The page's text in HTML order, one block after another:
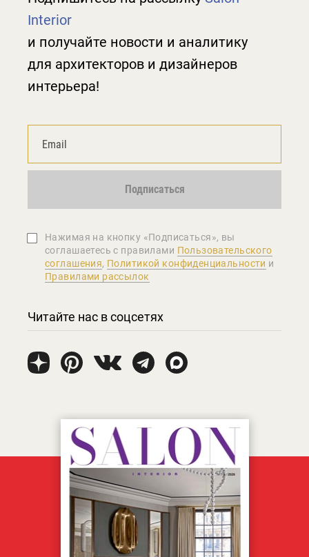
Interior
и получайте новости и аналитику
для архитекторов и дизайнеров
интерьера!
Подписаться
Нажимая на кнопку «Подписаться», вы
соглашаетеcь с правилами Пользовательского
соглашения, Политикой конфиденциальности и
Правилами рассылок
Читайте нас в соцсетях